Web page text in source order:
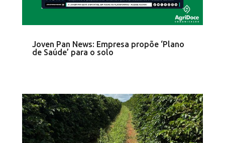
Joven Pan News: Empresa propõe ‘Plano
de Saúde’ para o solo